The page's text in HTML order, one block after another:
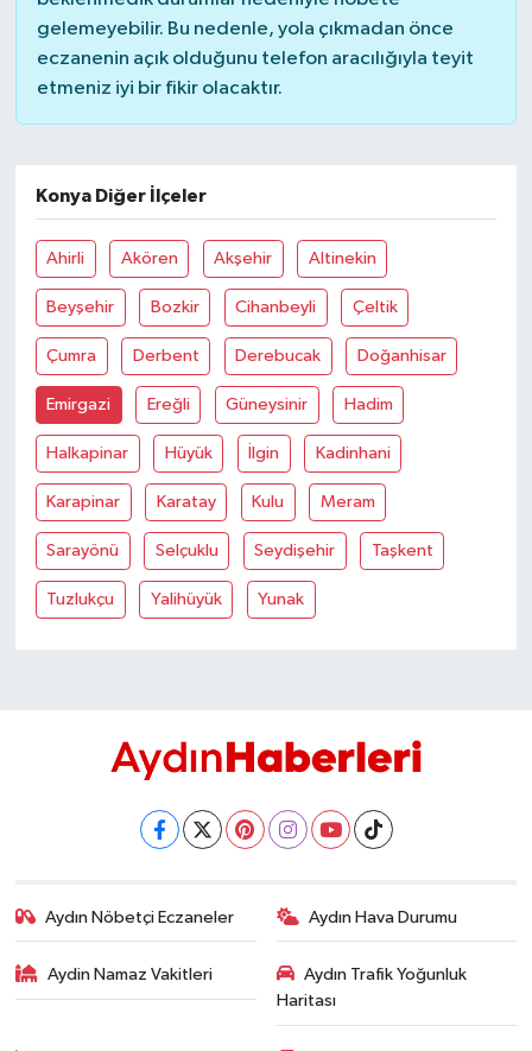
gelemeyebilir. Bu nedenle, yola çıkmadan önce
eczanenin açık olduğunu telefon aracılığıyla teyit
etmeniz iyi bir fikir olacaktır.
Konya Diğer İlçeler
Ahirli Akören Akşehir Altinekin
Beyşehir Bozkir Cihanbeyli Çeltik
Çumra Derbent Derebucak Doğanhisar
Emirgazi Ereğli Güneysinir Hadim
Halkapinar Hüyük İlgin Kadinhani
Karapinar Karatay Kulu Meram
Sarayönü Selçuklu Seydişehir Taşkent
Tuzlukçu Yalihüyük Yunak
Aydın Nöbetçi Eczaneler Aydın Hava Durumu
Aydin Namaz Vakitleri
Aydın Trafik Yoğunluk
Haritası
MAGAZİN
ÖZEL HABER
ŞİRKET HABERLERİ
SİYASET
SPOR
TEKNOLOJİ
YAŞAM
YEREL
AFYON
DENİZLİ